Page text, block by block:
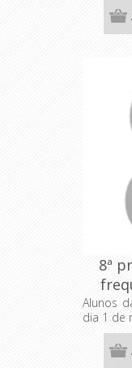
8ª
Alunos
dia 1 de